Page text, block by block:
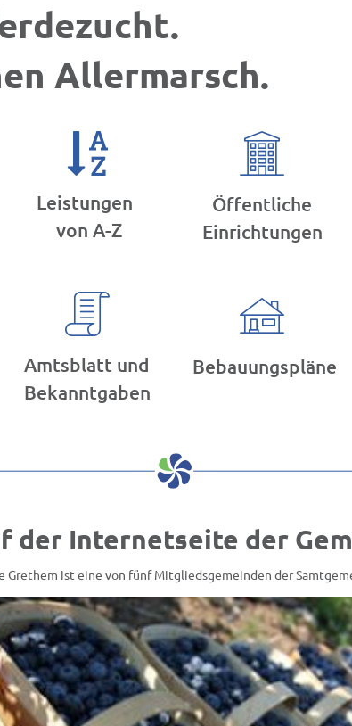
Allermarsch.
Leistungen
von A-Z
Öffentliche
Einrichtungen
Amtsblatt und
Bekanntgaben
Bebauungspläne
der Internetseite der
Grethem ist eine von fünf Mitgliedsgemeinden der